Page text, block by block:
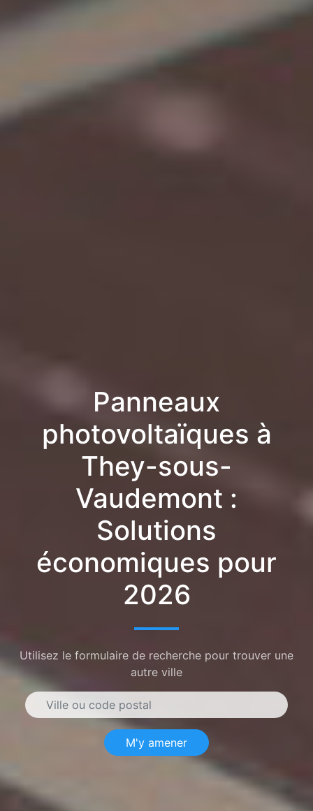
Panneaux
photovoltaïques à
They-sous-
Vaudemont :
Solutions
économiques pour
2026
Utilisez le formulaire de recherche pour trouver une
autre ville
M'y amener